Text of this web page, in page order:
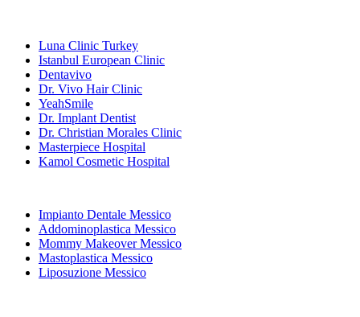
Luna Clinic Turkey
Istanbul European Clinic
Dentavivo
Dr. Vivo Hair Clinic
YeahSmile
Dr. Implant Dentist
Dr. Christian Morales Clinic
Masterpiece Hospital
Kamol Cosmetic Hospital
Impianto Dentale Messico
Addominoplastica Messico
Mommy Makeover Messico
Mastoplastica Messico
Liposuzione Messico